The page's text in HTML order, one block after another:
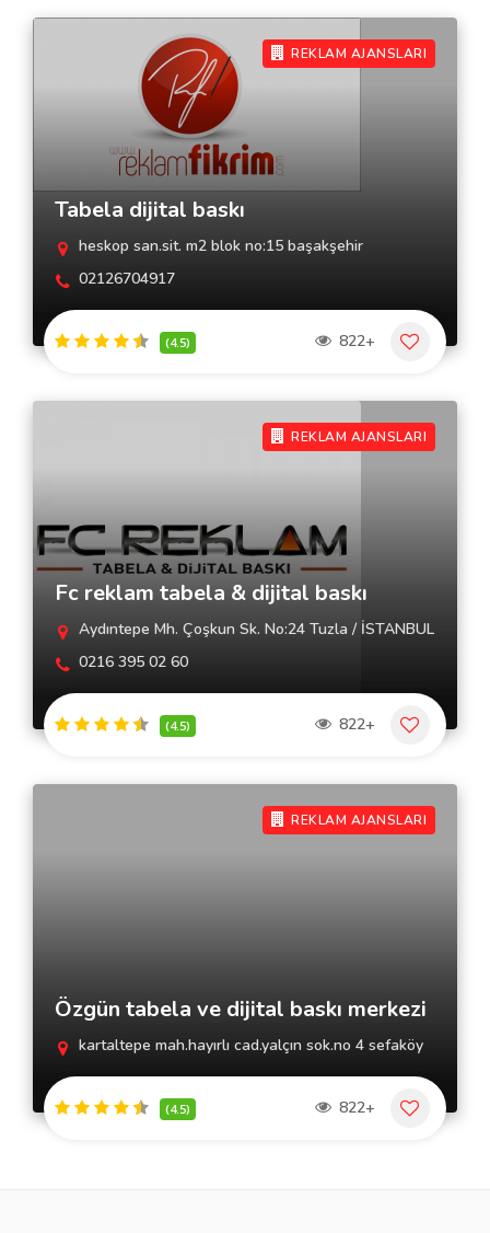
REKLAM AJANSLARI
Tabela dijital baskı
heskop san.sit. m2 blok no:15 başakşehir
02126704917
(4.5) 822+
REKLAM AJANSLARI
Fc reklam tabela & dijital baskı
Aydıntepe Mh. Çoşkun Sk. No:24 Tuzla / İSTANBUL
0216 395 02 60
(4.5) 822+
REKLAM AJANSLARI
Özgün tabela ve dijital baskı merkezi
kartaltepe mah.hayırlı cad.yalçın sok.no 4 sefaköy
(4.5) 822+